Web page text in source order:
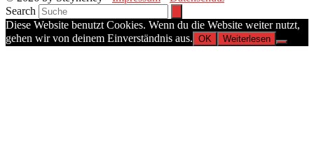
Search
Diese Website benutzt Cookies. Wenn du die Website weiter nutzt,
gehen wir von deinem Einverständnis aus. OK Weiterlesen